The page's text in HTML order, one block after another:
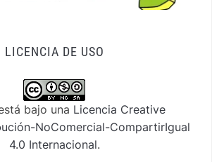
LICENCIA DE USO
bajo una Licencia Creative
NoComercial-CompartirIgual
4.0 Internacional.